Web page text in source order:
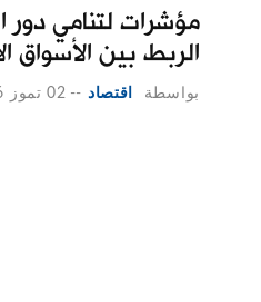
مؤشرات لتنامي دور
الربط بين الأسواق
بواسطة اقتصاد -- 02 تموز 2026